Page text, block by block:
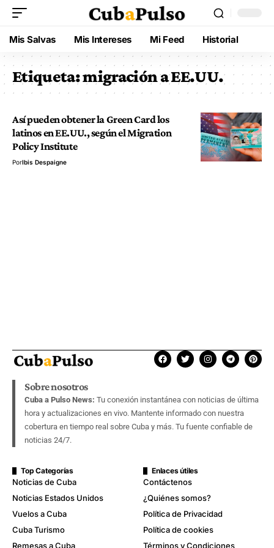
Mis Salvas Mis Intereses Mi Feed Historial
Etiqueta:migración a EE.UU.
Así pueden obtener la Green Card los
latinos en EE.UU., según el Migration
Policy Institute
PorIbis Despaigne
Sobre nosotros
Cuba a Pulso News: Tu conexión instantánea con noticias de última
hora y actualizaciones en vivo. Mantente informado con nuestra
cobertura en tiempo real sobre Cuba y más. Tu fuente confiable de
noticias 24/7.
Top Categorías
Noticias de Cuba
Noticias Estados Unidos
Vuelos a Cuba
Cuba Turismo
Remesas a Cuba
Enlaces útiles
Contáctenos
¿Quiénes somos?
Política de Privacidad
Política de cookies
Términos y Condiciones